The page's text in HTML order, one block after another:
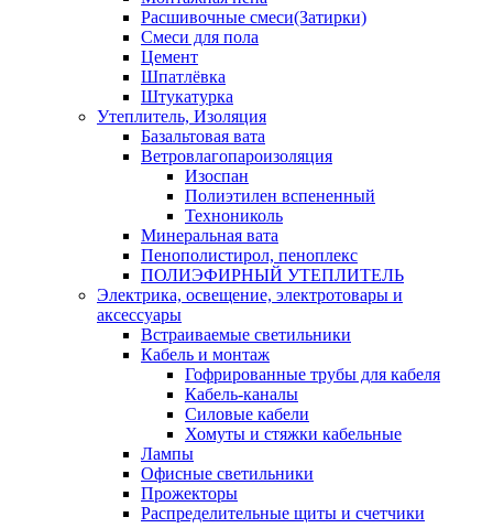
Расшивочные смеси(Затирки)
Смеси для пола
Цемент
Шпатлёвка
Штукатурка
Утеплитель, Изоляция
Базальтовая вата
Ветровлагопароизоляция
Изоспан
Полиэтилен вспененный
Технониколь
Минеральная вата
Пенополистирол, пеноплекс
ПОЛИЭФИРНЫЙ УТЕПЛИТЕЛЬ
Электрика, освещение, электротовары и
аксессуары
Встраиваемые светильники
Кабель и монтаж
Гофрированные трубы для кабеля
Кабель-каналы
Силовые кабели
Хомуты и стяжки кабельные
Лампы
Офисные светильники
Прожекторы
Распределительные щиты и счетчики